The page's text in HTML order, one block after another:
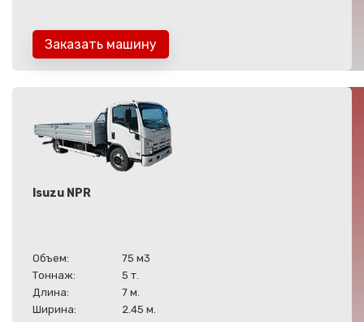
Заказать машину
Isuzu NPR
Объем:
75 м3
Тоннаж:
5 т.
Длина:
7 м.
Ширина:
2.45 м.